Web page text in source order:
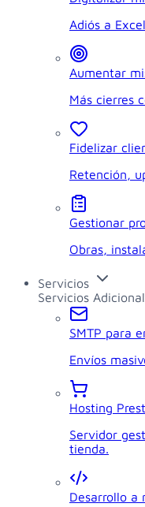
Adiós a
Aumentar
Más cierres
Fidelizar
Retención,
Gestionar
Obras,
Servicios
Servicios
SMTP para
Envíos
Hosting
Servidor
tienda.
Desarrollo a